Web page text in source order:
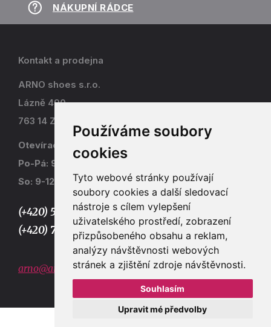
Používáme soubory
cookies
Tyto webové stránky používají
soubory cookies a další sledovací
nástroje s cílem vylepšení
uživatelského prostředí, zobrazení
přizpůsobeného obsahu a reklam,
analýzy návštěvnosti webových
stránek a zjištění zdroje návštěvnosti.
Souhlasím
Upravit mé předvolby
NÁKUPNÍ RÁDCE
Kontakt a prodejna
ARNO shoes s.r.o.
Lázně 490
763 14 Zlín - Kostelec
Otevírací doba
Po-Pá: 9-17
So: 9-12
(+420) 577 915 036,
(+420) 773 667 390
arno@arno.cz